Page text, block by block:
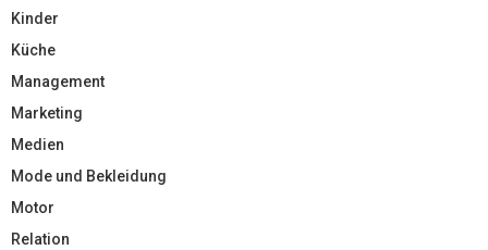
Kinder
Küche
Management
Marketing
Medien
Mode und Bekleidung
Motor
Relation